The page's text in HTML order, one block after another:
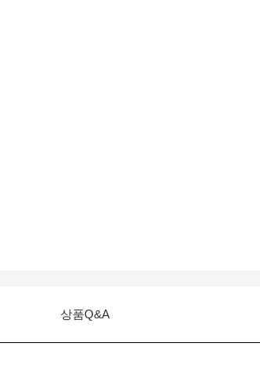
상품Q&A